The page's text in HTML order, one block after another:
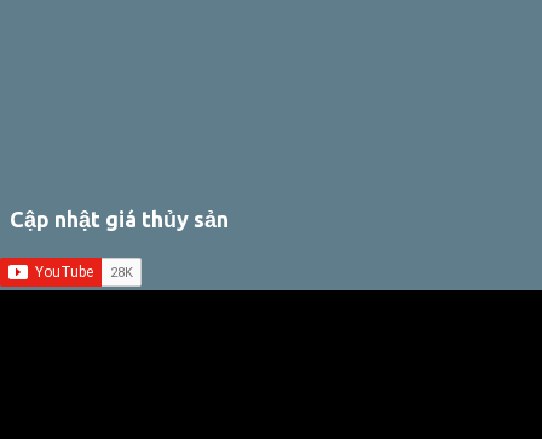
Cập nhật giá thủy sản